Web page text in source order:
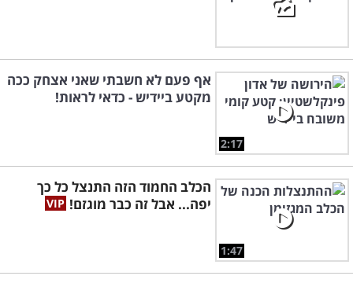
2:17
אף פעם לא חשבתי שאני אצחק ככה
מקטע ביידיש - כדאי לראות!
1:47
הכלב החמוד הזה התנצל כל כך
יפה... אבל זה כבר מוגזם!